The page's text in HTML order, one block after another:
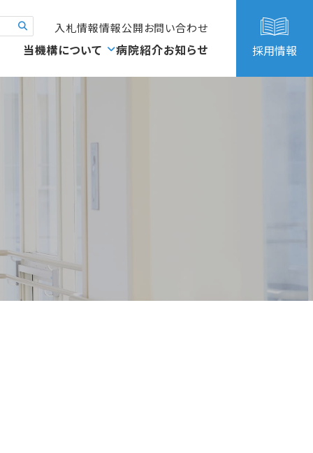
入札情報情報公開お問い合わせ
当機構について 病院紹介お知らせ 採用情報